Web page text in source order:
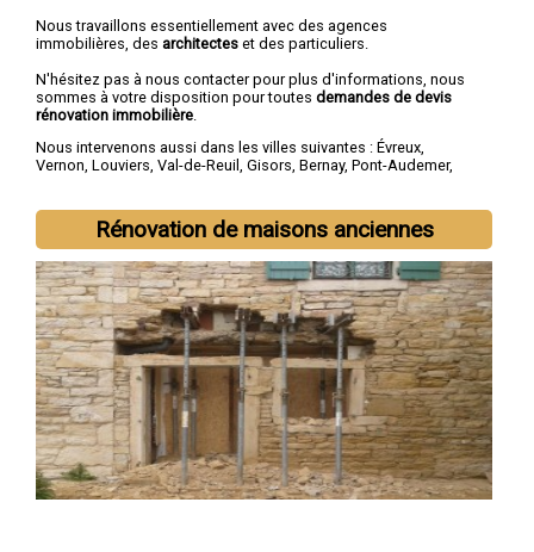
Nous travaillons essentiellement avec des agences
immobilières, des architectes et des particuliers.
N'hésitez pas à nous contacter pour plus d'informations, nous
sommes à votre disposition pour toutes demandes de devis
rénovation immobilière
Nous intervenons aussi dans les villes suivantes : Évreux,
Vernon, Louviers, Val-de-Reuil , Gisors, Bernay, Pont-Audemer,
Rénovation de maisons anciennes